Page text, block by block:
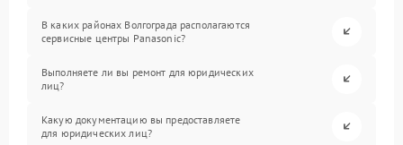
В каких районах Волгограда располагаются
сервисные центры Panasonic?
Выполняете ли вы ремонт для юридических
лиц?
Какую документацию вы предоставляете
для юридических лиц?